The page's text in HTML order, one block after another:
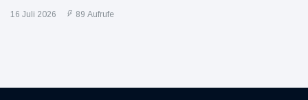
16 Juli 2026 89 Aufrufe